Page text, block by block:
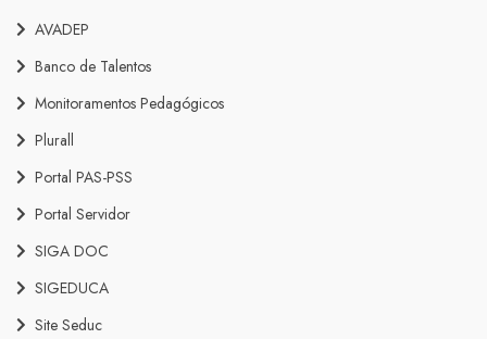
AVADEP
Banco de Talentos
Monitoramentos Pedagógicos
Plurall
Portal PAS-PSS
Portal Servidor
SIGA DOC
SIGEDUCA
Site Seduc